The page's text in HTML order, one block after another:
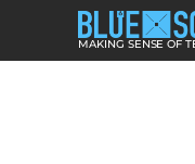
MAKING SENSE OF